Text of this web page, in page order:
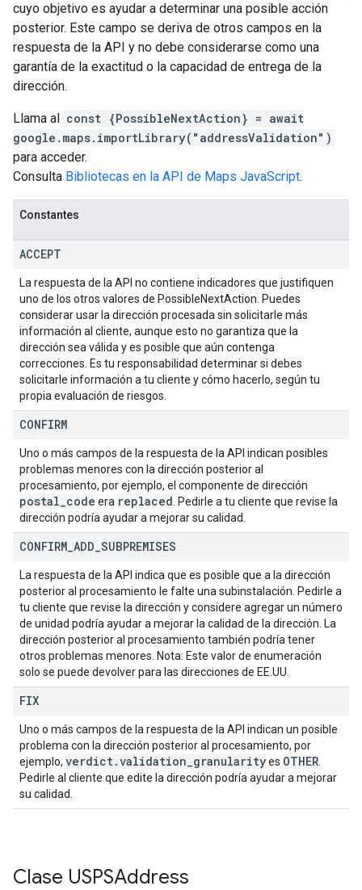
cuyo objetivo es ayudar a determinar una posible acción
posterior. Este campo se deriva de otros campos en la
respuesta de la API y no debe considerarse como una
garantía de la exactitud o la capacidad de entrega de la
dirección.
Llama al const {PossibleNextAction} = await
google.maps.importLibrary("addressValidation")
para acceder.
Consulta Bibliotecas en la API de Maps JavaScript.
Constantes
ACCEPT
La respuesta de la API no contiene indicadores que justifiquen
uno de los otros valores de PossibleNextAction. Puedes
considerar usar la dirección procesada sin solicitarle más
información al cliente, aunque esto no garantiza que la
dirección sea válida y es posible que aún contenga
correcciones. Es tu responsabilidad determinar si debes
solicitarle información a tu cliente y cómo hacerlo, según tu
propia evaluación de riesgos.
CONFIRM
Uno o más campos de la respuesta de la API indican posibles
problemas menores con la dirección posterior al
procesamiento, por ejemplo, el componente de dirección
postal code era replaced . Pedirle a tu cliente que revise la
dirección podría ayudar a mejorar su calidad.
CONFIRM ADD SUBPREMISES
La respuesta de la API indica que es posible que a la dirección
posterior al procesamiento le falte una subinstalación. Pedirle a
tu cliente que revise la dirección y considere agregar un número
de unidad podría ayudar a mejorar la calidad de la dirección. La
dirección posterior al procesamiento también podría tener
otros problemas menores. Nota: Este valor de enumeración
solo se puede devolver para las direcciones de EE.UU.
FIX
Uno o más campos de la respuesta de la API indican un posible
problema con la dirección posterior al procesamiento, por
ejemplo, verdict.validation granularityes OTHER
Pedirle al cliente que edite la dirección podría ayudar a mejorar
su calidad.
Clase USPSAddress